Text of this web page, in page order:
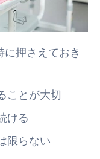
押さえておき
ことが大切
ける
限らない